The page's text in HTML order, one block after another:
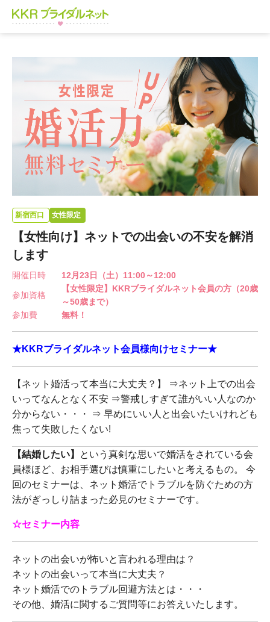
新宿西口 女性限定
【女性向け】ネットでの出会いの不安を解消
します​
開催日時 12月23日（土）11:00～12:00
参加資格
【女性限定】KKRブライダルネット会員の方（20歳
～50歳まで）
参加費
無料！
★KKRブライダルネット会員様向けセミナー★
【ネット婚活って本当に大丈夫？】 ⇒ネット上での出会
いってなんとなく不安 ⇒警戒しすぎて誰がいい人なのか
分からない・・・ ⇒ 早めにいい人と出会いたいけれども
焦って失敗したくない!
【結婚したい】
という真剣な思いで婚活をされている会
員様ほど、お相手選びは慎重にしたいと考えるもの。 今
回のセミナーは、ネット婚活でトラブルを防ぐための方
法がぎっしり詰まった必見のセミナーです。
☆セミナー内容
ネットの出会いが怖いと言われる理由は？
ネットの出会いって本当に大丈夫？
ネット婚活でのトラブル回避方法とは・・・
その他、婚活に関するご質問等にお答えいたします。